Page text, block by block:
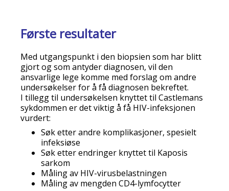
Første resultater
Med utgangspunkt i den biopsien som har blitt
gjort og som antyder diagnosen, vil den
ansvarlige lege komme med forslag om andre
undersøkelser for å få diagnosen bekreftet.
I tillegg til undersøkelsen knyttet til Castlemans
sykdommen er det viktig å få HIV-infeksjonen
vurdert:
Søk etter andre komplikasjoner, spesielt
infeksiøse
Søk etter endringer knyttet til Kaposis
sarkom
Måling av HIV-virusbelastningen
Måling av mengden CD4-lymfocytter